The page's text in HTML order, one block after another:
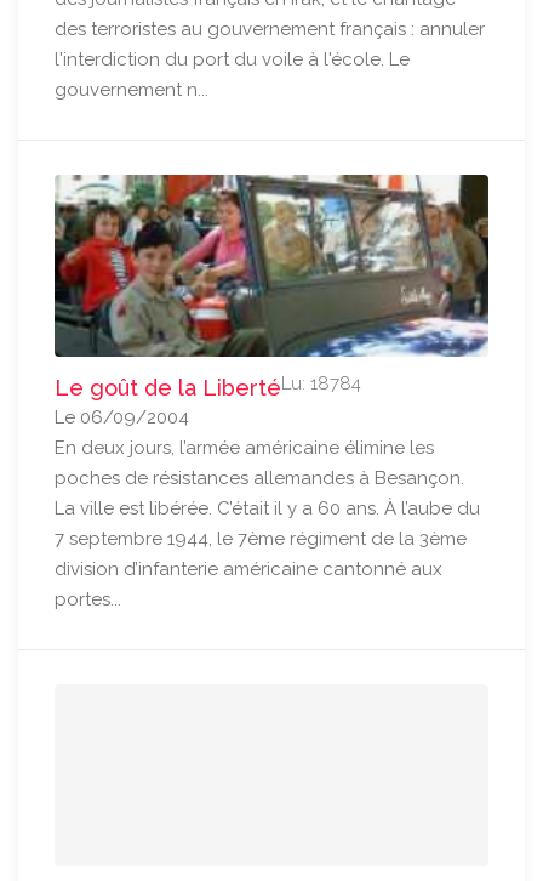
des terroristes au gouvernement français : annuler
l'interdiction du port du voile à l'école. Le
gouvernement n...
Le goût de la LibertéLu: 18784
Le 06/09/2004
En deux jours, l’armée américaine élimine les
poches de résistances allemandes à Besançon.
La ville est libérée. C’était il y a 60 ans. À l’aube du
7 septembre 1944, le 7ème régiment de la 3ème
division d’infanterie américaine cantonné aux
portes...